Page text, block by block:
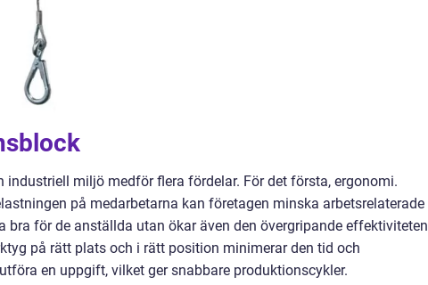
miljö medför flera fördelar. För det första, ergonomi.
på medarbetarna kan företagen minska arbetsrelaterade
bra för de anställda utan ökar även den övergripande effektiviteten
på rätt plats och i rätt position minimerar den tid och
en uppgift, vilket ger snabbare produktionscykler.